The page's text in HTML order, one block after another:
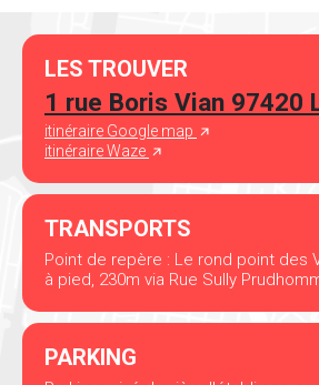
LES TROUVER
1 rue Boris Vian 97420
itinéraire Google map
itinéraire Waze
TRANSPORTS
Point de repère : Le rond point des
à pied, 230m via Rue Sully
PARKING